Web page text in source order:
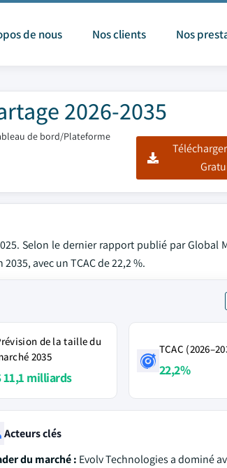
de nous Nos clients Nos
2026-2035
de bord/Plateforme
Selon le dernier rapport publié par Global
avec un TCAC de 22,2 %.
de la taille du
2035
11,1 milliards
TCAC
22,2%
Acteurs clés
du marché : Evolv Technologies a dominé